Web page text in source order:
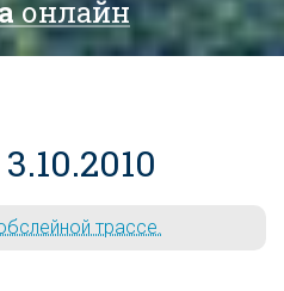
онлайн
трассе.